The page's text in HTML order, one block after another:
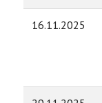
16.11.2025